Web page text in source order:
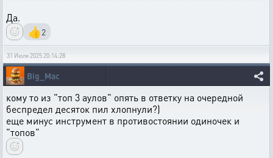
Да.
👍2
31 Июля 2025 20:14:28
Big_Mac
кому то из "топ 3 аулов" опять в ответку на очередной
беспредел десяток пил хлопнули?)
еще минус инструмент в противостоянии одиночек и
"топов"